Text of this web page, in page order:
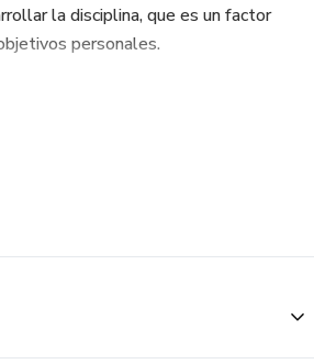
la disciplina, que es un factor
personales.